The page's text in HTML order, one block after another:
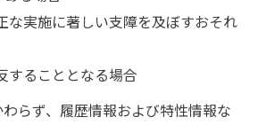
な実施に著しい支障を及ぼすおそれ
することとなる場合
らず、履歴情報および特性情報な